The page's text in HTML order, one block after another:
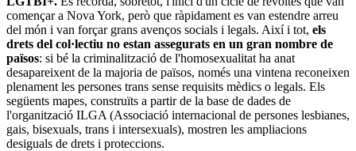
començar a Nova York, però que ràpidament es van estendre arreu
del món i van forçar grans avenços socials i legals. Així i tot, els
drets del col·lectiu no estan assegurats en un gran nombre de
països: si bé la criminalització de l'homosexualitat ha anat
desapareixent de la majoria de països, només una vintena reconeixen
plenament les persones trans sense requisits mèdics o legals. Els
següents mapes, construïts a partir de la base de dades de
l'organització ILGA (Associació internacional de persones lesbianes,
gais, bisexuals, trans i intersexuals), mostren les ampliacions
desiguals de drets i proteccions.